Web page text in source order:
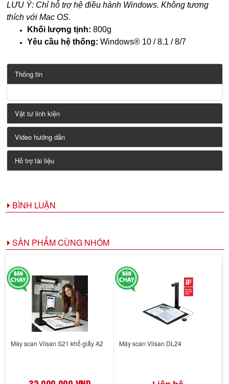
LƯU Ý: Chỉ hỗ trợ hệ điều hành Windows. Không tương
thích với Mac OS.
Khối lượng tịnh: 800g
Yêu cầu hệ thống: Windows® 10 / 8.1 / 8/7
Thông tin
Vật tư linh kiện
Video hướng dẫn
Hỗ trợ tài liệu
BÌNH LUẬN
SẢN PHẨM CÙNG NHÓM
Máy scan Viisan S21 khổ giấy A2 Máy scan Viisan DL24